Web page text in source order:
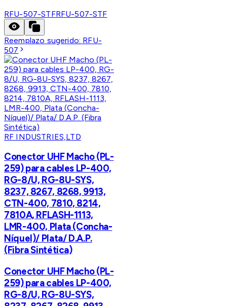
RFU-507-STFRFU-507-STF
Reemplazo sugerido: RFU-
507
RF INDUSTRIES,LTD
Conector UHF Macho (PL-
259) para cables LP-400,
RG-8/U, RG-8U-SYS,
8237, 8267, 8268, 9913,
CTN-400, 7810, 8214,
7810A, RFLASH-1113,
LMR-400, Plata (Concha-
Níquel)/ Plata/ D.A.P.
(Fibra Sintética)
Conector UHF Macho (PL-
259) para cables LP-400,
RG-8/U, RG-8U-SYS,